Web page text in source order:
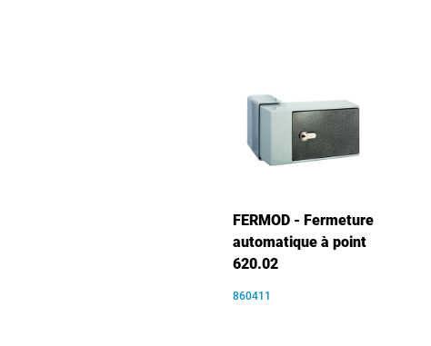
FERMOD - Fermeture
automatique à point
620.02
860411